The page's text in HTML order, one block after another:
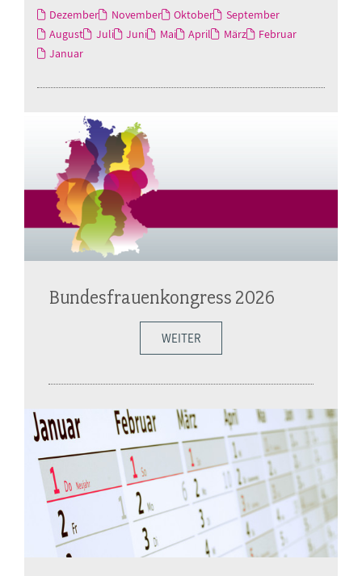
Dezember November Oktober
September
August
Juli Juni Mai April März
Februar
Januar
Bundesfrauenkongress 2026
WEITER